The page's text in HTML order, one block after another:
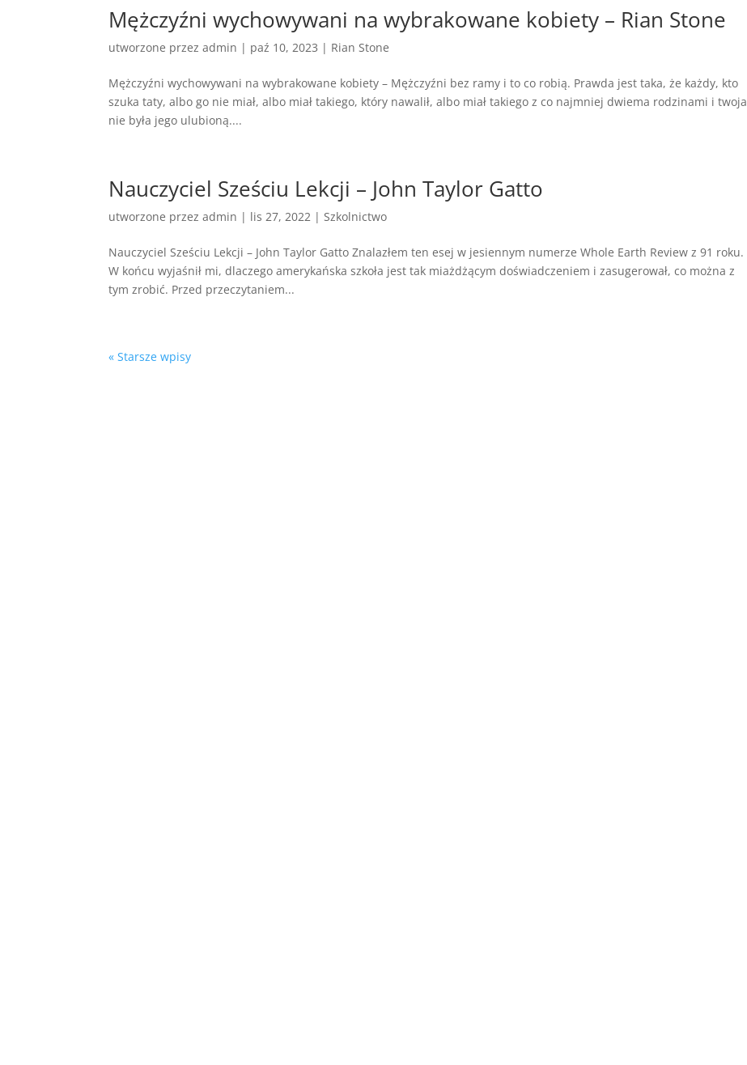
Mężczyźni wychowywani na wybrakowane kobiety – Rian Stone
utworzone przezadmin | paź 10, 2023 | Rian Stone
Mężczyźni wychowywani na wybrakowane kobiety – Mężczyźni bez ramy i to co robią. Prawda jest taka, że każdy, kto
szuka taty, albo go nie miał, albo miał takiego, który nawalił, albo miał takiego z co najmniej dwiema rodzinami i twoja
nie była jego ulubioną....
Nauczyciel Sześciu Lekcji – John Taylor Gatto
utworzone przezadmin | lis 27, 2022 |Szkolnictwo
Nauczyciel Sześciu Lekcji – John Taylor Gatto Znalazłem ten esej w jesiennym numerze Whole Earth Review z 91 roku.
W końcu wyjaśnił mi, dlaczego amerykańska szkoła jest tak miażdżącym doświadczeniem i zasugerował, co można z
tym zrobić. Przed przeczytaniem...
« Starsze wpisy